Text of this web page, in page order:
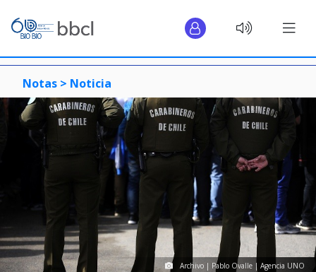
Notas > Noticia
Archivo | Pablo Ovalle | Agencia UNO